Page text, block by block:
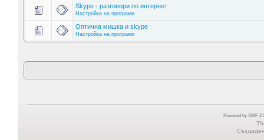
Skype - разговори по интернет
Настройка на програми
Оптична мишка и skype
Настройка на програми
Powered by SMF